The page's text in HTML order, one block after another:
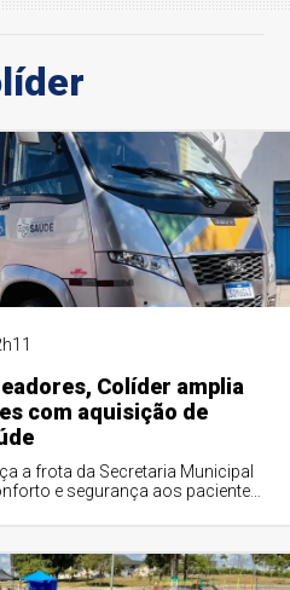
Colíder amplia
com aquisição de
a frota da Secretaria Municipal
e segurança aos pacientes